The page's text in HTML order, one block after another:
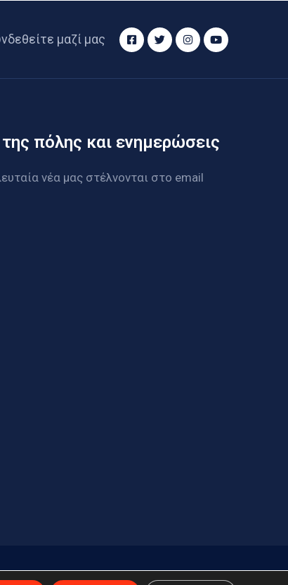
μαζί μας
πόλης και ενημερώσεις
νέα μας στέλνονται στο email